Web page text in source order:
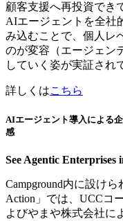
顧客支援へ再投資でき
AIエージェントを全社
み込むことで、個人レ
のが変容（エージェン
していく姿が実証され
詳しくはこちら
AIエージェント導入による
感
See Agentic Enterprises
Campground内に設けら
Action」では、UCCコ
よびやまや株式会社に